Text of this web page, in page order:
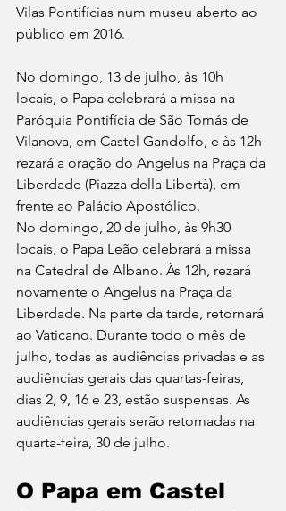
Vilas Pontifícias num museu aberto ao
público em 2016.
No domingo, 13 de julho, às 10h
locais, o Papa celebrará a missa na
Paróquia Pontifícia de São Tomás de
Vilanova, em Castel Gandolfo, e às 12h
rezará a oração do Angelus na Praça da
Liberdade (Piazza della Libertà), em
frente ao Palácio Apostólico.
No domingo, 20 de julho, às 9h30
locais, o Papa Leão celebrará a missa
na Catedral de Albano. Às 12h, rezará
novamente o Angelus na Praça da
Liberdade. Na parte da tarde, retornará
ao Vaticano. Durante todo o mês de
julho, todas as audiências privadas e as
audiências gerais das quartas-feiras,
dias 2, 9, 16 e 23, estão suspensas. As
audiências gerais serão retomadas na
quarta-feira, 30 de julho.
O Papa em Castel